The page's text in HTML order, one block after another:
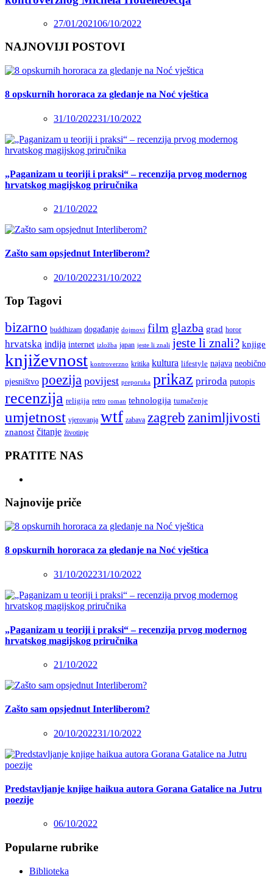
27/01/202106/10/2022
NAJNOVIJI POSTOVI
8 opskurnih hororaca za gledanje na Noć vještica
31/10/202231/10/2022
„Paganizam u teoriji i praksi“ – recenzija prvog modernog
hrvatskog magijskog priručnika
21/10/2022
Zašto sam opsjednut Interliberom?
20/10/202231/10/2022
Top Tagovi
bizarno buddhizam događanje dojmovi film glazba grad horor
hrvatska indija internet izložba japan jeste li znali jeste li znali? knjige
književnost kontroverzno kritika kultura lifestyle najava neobično
pjesništvo poezija povijest preporuka prikaz priroda putopis
recenzija religija retro roman tehnologija tumačenje
umjetnost vjerovanja wtf zabava zagreb zanimljivosti
znanost čitanje životinje
PRATITE NAS
Najnovije priče
8 opskurnih hororaca za gledanje na Noć vještica
31/10/202231/10/2022
„Paganizam u teoriji i praksi“ – recenzija prvog modernog
hrvatskog magijskog priručnika
21/10/2022
Zašto sam opsjednut Interliberom?
20/10/202231/10/2022
Predstavljanje knjige haikua autora Gorana Gatalice na Jutru
poezije
06/10/2022
Popularne rubrike
Biblioteka